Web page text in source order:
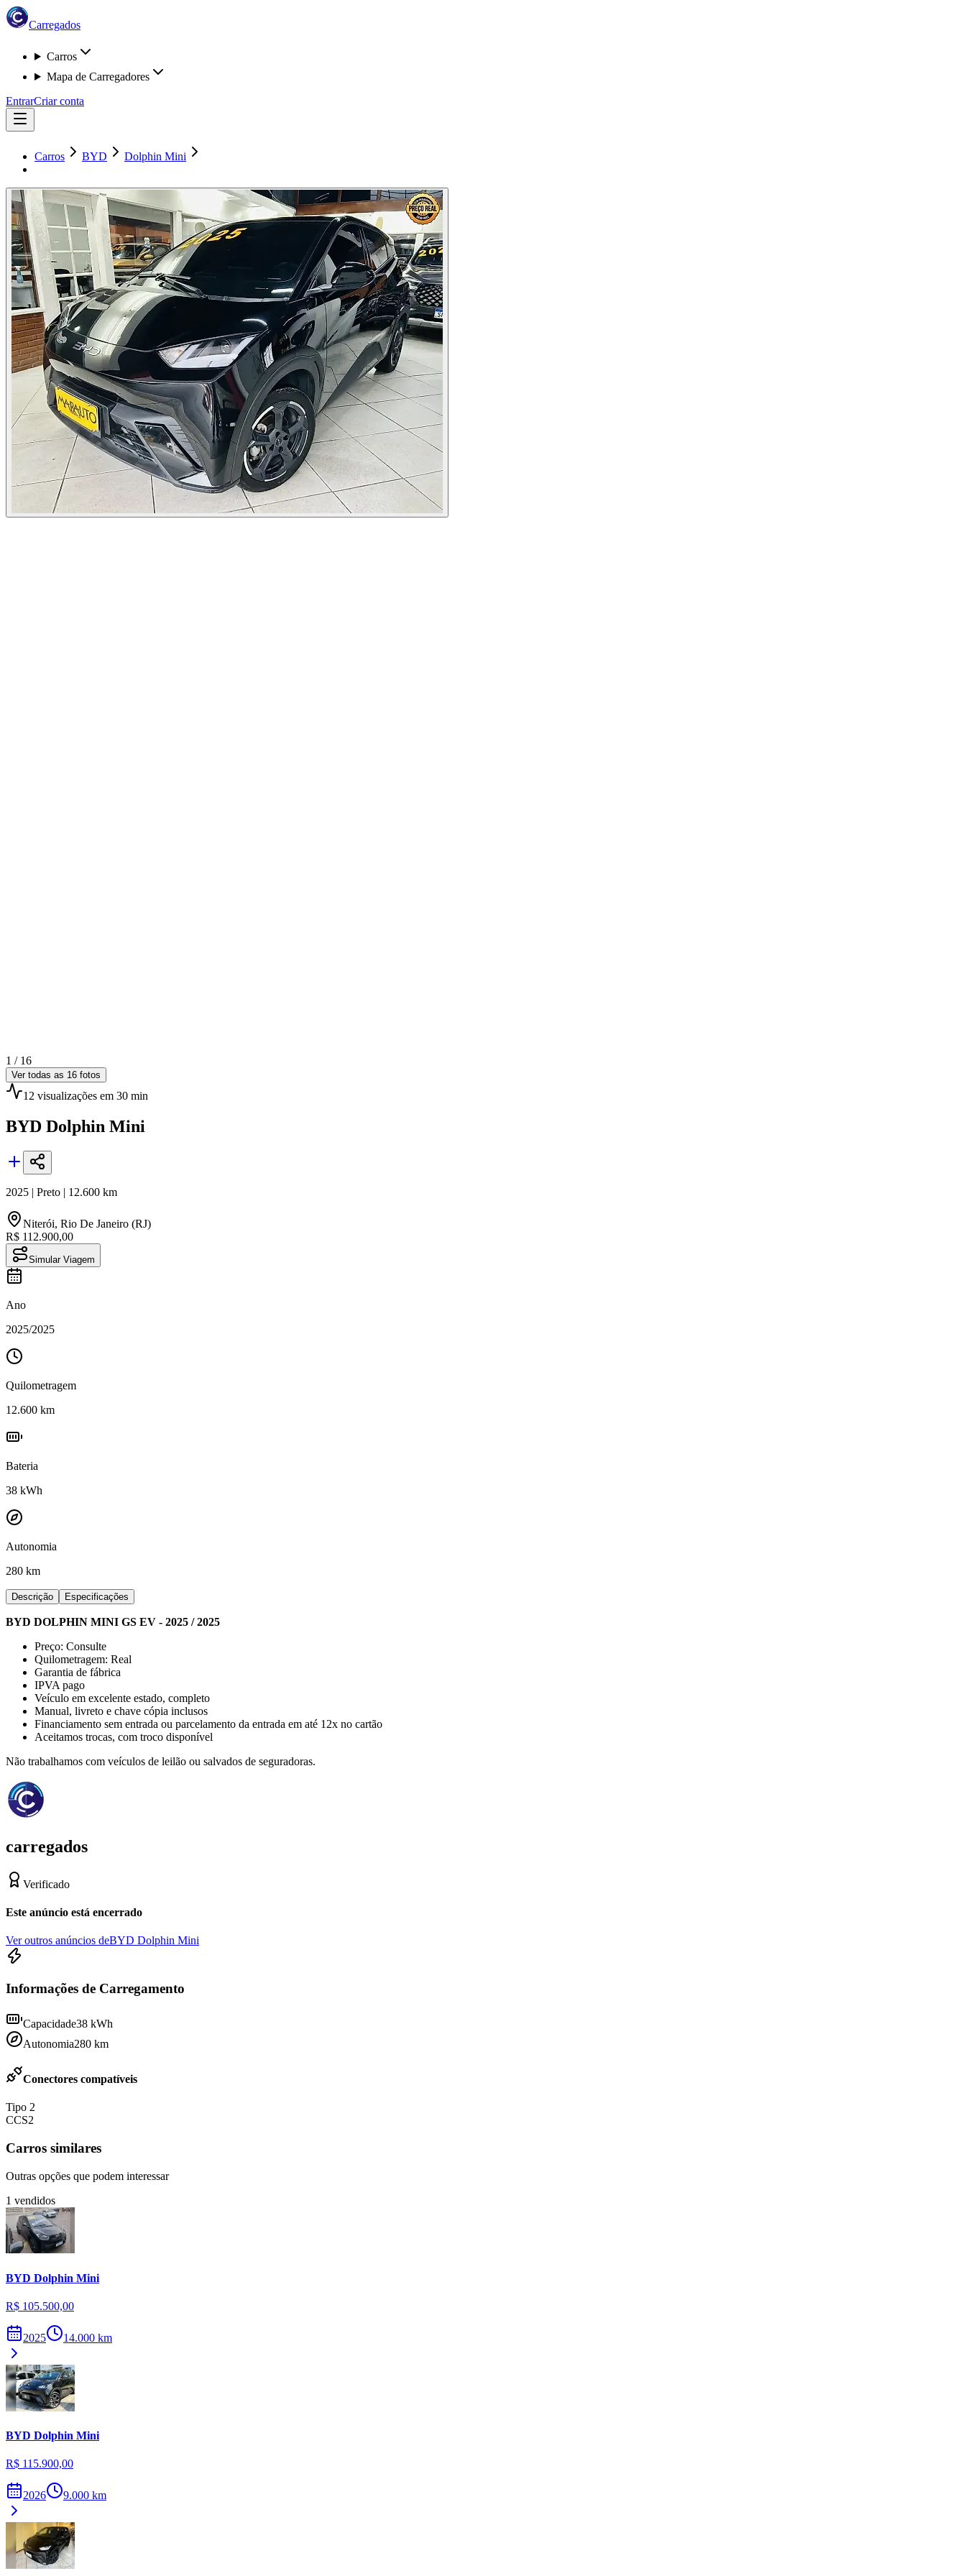
Carregados
Carros
Mapa de Carregadores
EntrarCriar conta
Carros BYD Dolphin Mini
1 / 16
Ver todas as 16 fotos
12 visualizações em 30 min
BYD Dolphin Mini
2025 | Preto | 12.600 km
Niterói, Rio De Janeiro (RJ)
R$ 112.900,00
Simular Viagem
Ano
2025/2025
Quilometragem
12.600 km
Bateria
38 kWh
Autonomia
280 km
Descrição Especificações
BYD DOLPHIN MINI GS EV - 2025 / 2025
Preço: Consulte
Quilometragem: Real
Garantia de fábrica
IPVA pago
Veículo em excelente estado, completo
Manual, livreto e chave cópia inclusos
Financiamento sem entrada ou parcelamento da entrada em até 12x no cartão
Aceitamos trocas, com troco disponível
Não trabalhamos com veículos de leilão ou salvados de seguradoras.
carregados
Verificado
Este anúncio está encerrado
Ver outros anúncios deBYD Dolphin Mini
Informações de Carregamento
Capacidade38 kWh
Autonomia280 km
Conectores compatíveis
Tipo 2
CCS2
Carros similares
Outras opções que podem interessar
1 vendidos
BYD Dolphin Mini
R$ 105.500,00
2025 14.000 km
BYD Dolphin Mini
R$ 115.900,00
2026 9.000 km